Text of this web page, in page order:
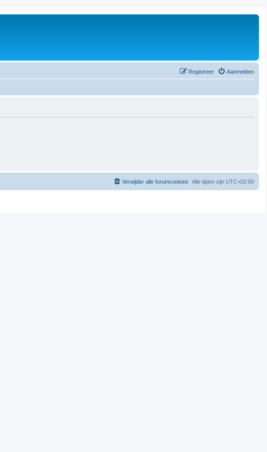
Aanmelden
Registreer
Alle tijden zijn UTC+02:00
Verwijder alle forumcookies